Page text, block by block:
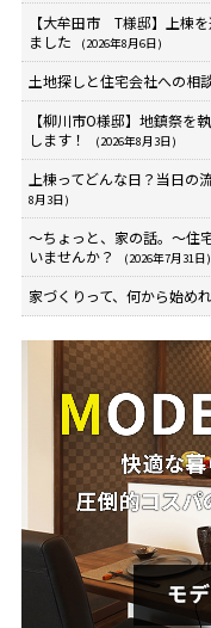
【大牟田市 T様邸】上棟
ました
(2026年8月6日)
土地探しと住宅会社への相
【柳川市O様邸】地鎮祭を
します！
(2026年8月3日)
上棟ってどんな日？当日の
8月3日)
～ちょっと、家の話。～住
いませんか？
(2026年7月31日)
家づくりって、何から始め